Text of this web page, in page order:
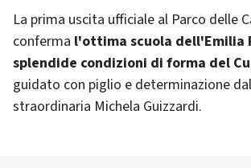
La prima uscita ufficiale al Parco delle
conferma l'ottima scuola dell'Emilia
splendide condizioni di forma del
guidato con piglio e determinazione
straordinaria Michela Guizzardi.